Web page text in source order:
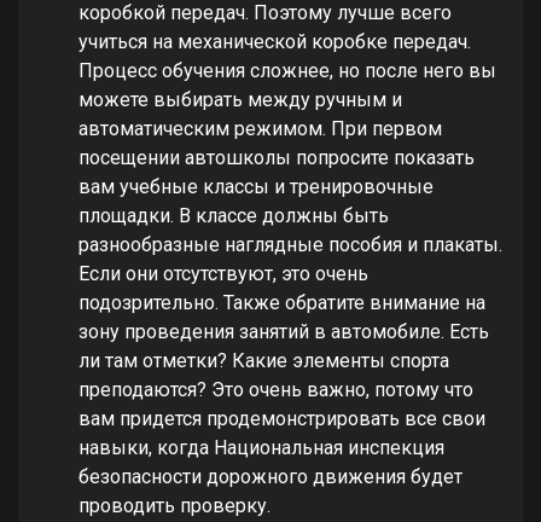
коробкой передач. Поэтому лучше всего
учиться на механической коробке передач.
Процесс обучения сложнее, но после него вы
можете выбирать между ручным и
автоматическим режимом. При первом
посещении автошколы попросите показать
вам учебные классы и тренировочные
площадки. В классе должны быть
разнообразные наглядные пособия и плакаты.
Если они отсутствуют, это очень
подозрительно. Также обратите внимание на
зону проведения занятий в автомобиле. Есть
ли там отметки? Какие элементы спорта
преподаются? Это очень важно, потому что
вам придется продемонстрировать все свои
навыки, когда Национальная инспекция
безопасности дорожного движения будет
проводить проверку.